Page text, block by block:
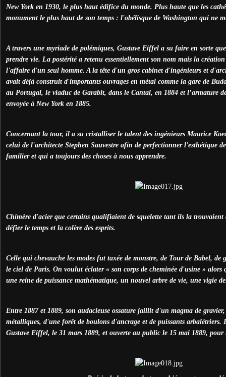
New York en 1930, le plus haut édifice du monde. Plus haute que les
monument le plus haut de son temps : l'obélisque de Washington qui ne
A travers une myriade de polémiques, Gustave Eiffel a su faire en sorte
prendre vie. La postérité a retenu essentiellement son nom mais la
l'affaire d'un seul homme. A la tête d'un gros cabinet d'ingénieurs et
avait déjà construit d'importants ouvrages en métal comme la gare de
au Portugal, le viaduc de Garabit, dans le Cantal, en 1884 et l’armature
envoyée à New York en 1885.
Concernant la tour, il a su cristalliser le talent des ingénieurs Maurice
celui de l'architecte Stephen Sauvestre afin de perfectionner l'esthétique
familier et qui a toujours des choses à nous apprendre.
Chimère d'acier que certains qualifiaient de squelette tant ils la trouvaient
défier le temps et la colère des esprits.
Celle qui chevauche les modes fut taxée de monstre, de Tour de Babel,
le ciel de Paris. On voulut éclater « son corps de cheminée d'usine » alors
une reine de puissance mathématique, un nouvel arbre de vie, une vigie
Entre 1887 et 1889, son audacieuse ossature jaillit d'un magma de
métalliques, d'une forêt de boulons d'ancrage et de puissants
Gustave Eiffel, le 31 mars 1889, et ouverte au public le 15 mai 1889,